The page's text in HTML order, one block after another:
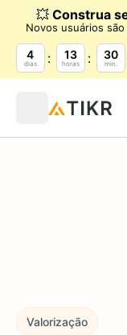
💥 Construa
Novos usuários
4
dias
13
horas
30
min.
Valorização